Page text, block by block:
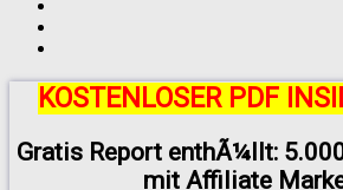
KOSTENLOSER PDF
Gratis Report enthÃ¼llt:
mit Affiliate